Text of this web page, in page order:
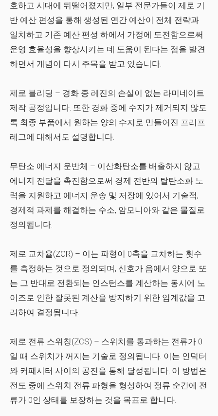
호하고 시대에 뒤떨어졌지만, 일부 전문가들이 제로 기
반 예산 편성을 통해 생성된 연간 예산이 전체 전략과
일치하고 기존 예산 편성 하에서 가정에 도전함으로써
운영 효율성을 향상시키는 데 도움이 된다는 점을 발견
하면서 개념이 다시 주목을 받고 있습니다.
제로 블리딩 – 경화 중 레진의 손실이 없는 라미네이트
제작 공정입니다. 또한 경화 중에 수지가 제거되지 않도
록 최종 부품에서 원하는 양의 수지로 만들어진 프리프
레그에 대해서도 설명합니다.
무탄소 에너지 운반체 – 이산화탄소를 배출하지 않고
에너지 전달을 촉진함으로써 경제 전반의 탈탄소화 노
력을 지원하고 에너지 운송 및 저장에 있어서 기술적,
경제적 과제를 해결하는 수소, 암모니아와 같은 물질로
정의됩니다.
제로 교차율(ZCR) – 이는 파형이 0축을 교차하는 횟수
를 측정하는 것으로 정의되며, 신호가 음에서 양으로 또
는 그 반대로 전환되는 인스턴스를 계산하는 동시에 노
이즈로 인한 잘못된 계산을 방지하기 위한 임계값을 고
려하여 결정됩니다.
제로 전류 스위칭(ZCS) – 스위치를 통과하는 전류가 0
일 때 스위치가 꺼지는 기술로 정의됩니다. 이는 인덕터
와 커패시터 사이의 공진을 통해 달성됩니다. 이 방법은
전도 중에 스위치 전류 파형을 형성하여 정류 순간에 전
류가 0인 상태를 보장하는 것을 목표로 합니다.